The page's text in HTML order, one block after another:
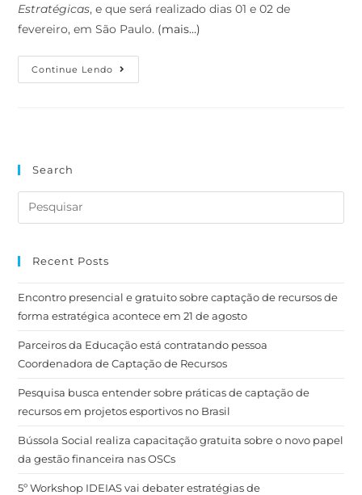
Estratégicas, e que será realizado dias 01 e 02 de
fevereiro, em São Paulo. (mais…)
Continue Lendo
Search
Recent Posts
Encontro presencial e gratuito sobre captação de recursos de
forma estratégica acontece em 21 de agosto
Parceiros da Educação está contratando pessoa
Coordenadora de Captação de Recursos
Pesquisa busca entender sobre práticas de captação de
recursos em projetos esportivos no Brasil
Bússola Social realiza capacitação gratuita sobre o novo papel
da gestão financeira nas OSCs
5º Workshop IDEIAS vai debater estratégias de